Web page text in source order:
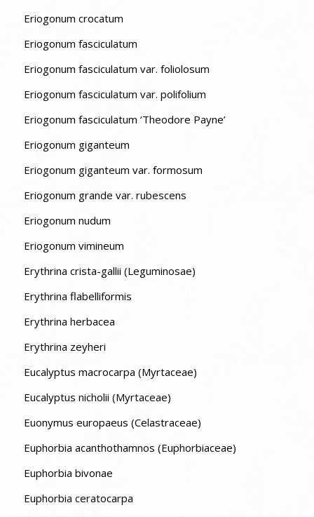
Eriogonum crocatum
Eriogonum fasciculatum
Eriogonum fasciculatum var. foliolosum
Eriogonum fasciculatum var. polifolium
Eriogonum fasciculatum ‘Theodore Payne’
Eriogonum giganteum
Eriogonum giganteum var. formosum
Eriogonum grande var. rubescens
Eriogonum nudum
Eriogonum vimineum
Erythrina crista-gallii (Leguminosae)
Erythrina flabelliformis
Erythrina herbacea
Erythrina zeyheri
Eucalyptus macrocarpa (Myrtaceae)
Eucalyptus nicholii (Myrtaceae)
Euonymus europaeus (Celastraceae)
Euphorbia acanthothamnos (Euphorbiaceae)
Euphorbia bivonae
Euphorbia ceratocarpa